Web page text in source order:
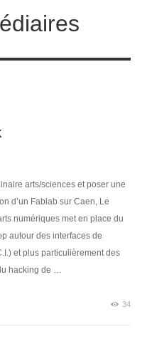
arts/sciences et poser une
d’un Fablab sur Caen, Le
numériques met en place du
autour des interfaces de
et plus particulièrement des
hacking de …
34